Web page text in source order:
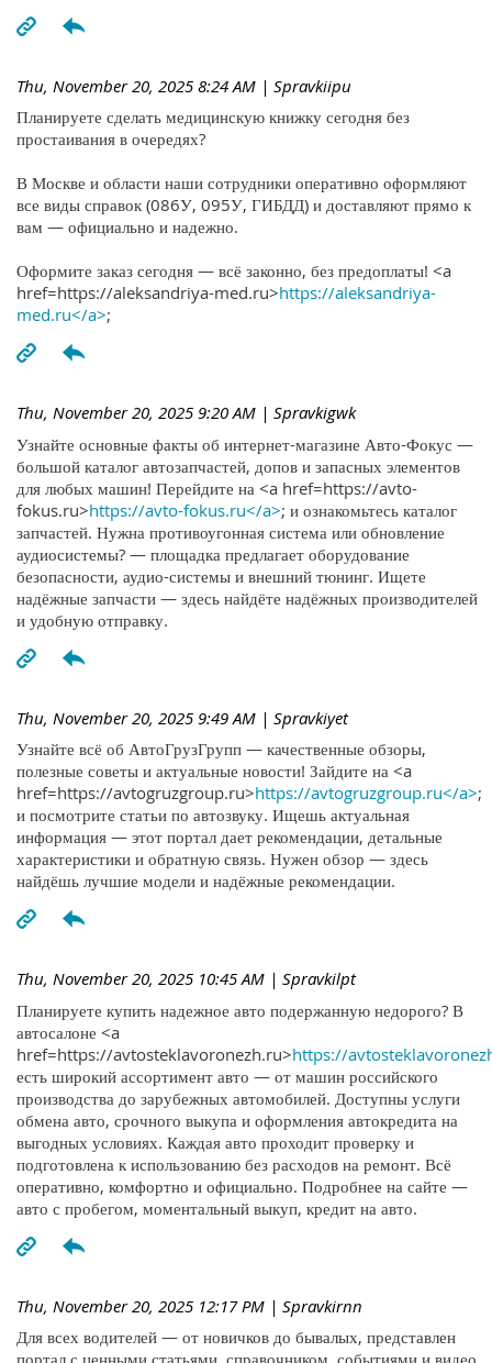
Thu, November 20, 2025 8:24 AM | Spravkiipu
Планируете сделать медицинскую книжку сегодня без
простаивания в очередях?
В Москве и области наши сотрудники оперативно оформляют
все виды справок (086У, 095У, ГИБДД) и доставляют прямо к
вам — официально и надежно.
Оформите заказ сегодня — всё законно, без предоплаты! <a
href=https://aleksandriya-med.ru>https://aleksandriya-
med.ru</a>;
Thu, November 20, 2025 9:20 AM | Spravkigwk
Узнайте основные факты об интернет-магазине Авто-Фокус —
большой каталог автозапчастей, допов и запасных элементов
для любых машин! Перейдите на <a href=https://avto-
fokus.ru>https://avto-fokus.ru</a>; и ознакомьтесь каталог
запчастей. Нужна противоугонная система или обновление
аудиосистемы? — площадка предлагает оборудование
безопасности, аудио-системы и внешний тюнинг. Ищете
надёжные запчасти — здесь найдёте надёжных производителей
и удобную отправку.
Thu, November 20, 2025 9:49 AM | Spravkiyet
Узнайте всё об АвтоГрузГрупп — качественные обзоры,
полезные советы и актуальные новости! Зайдите на <a
href=https://avtogruzgroup.ru>https://avtogruzgroup.ru</a>;
и посмотрите статьи по автозвуку. Ищешь актуальная
информация — этот портал дает рекомендации, детальные
характеристики и обратную связь. Нужен обзор — здесь
найдёшь лучшие модели и надёжные рекомендации.
Thu, November 20, 2025 10:45 AM | Spravkilpt
Планируете купить надежное авто подержанную недорого? В
автосалоне <a
href=https://avtosteklavoronezh.ru>https://
есть широкий ассортимент авто — от машин российского
производства до зарубежных автомобилей. Доступны услуги
обмена авто, срочного выкупа и оформления автокредита на
выгодных условиях. Каждая авто проходит проверку и
подготовлена к использованию без расходов на ремонт. Всё
оперативно, комфортно и официально. Подробнее на сайте —
авто с пробегом, моментальный выкуп, кредит на авто.
Thu, November 20, 2025 12:17 PM | Spravkirnn
Для всех водителей — от новичков до бывалых, представлен